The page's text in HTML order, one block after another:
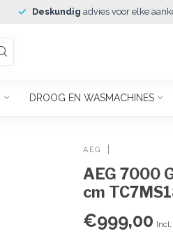
Deskundig advies voor elke
DROOG EN WASMACHINES
AEG
AEG 7000
cm
€999,00